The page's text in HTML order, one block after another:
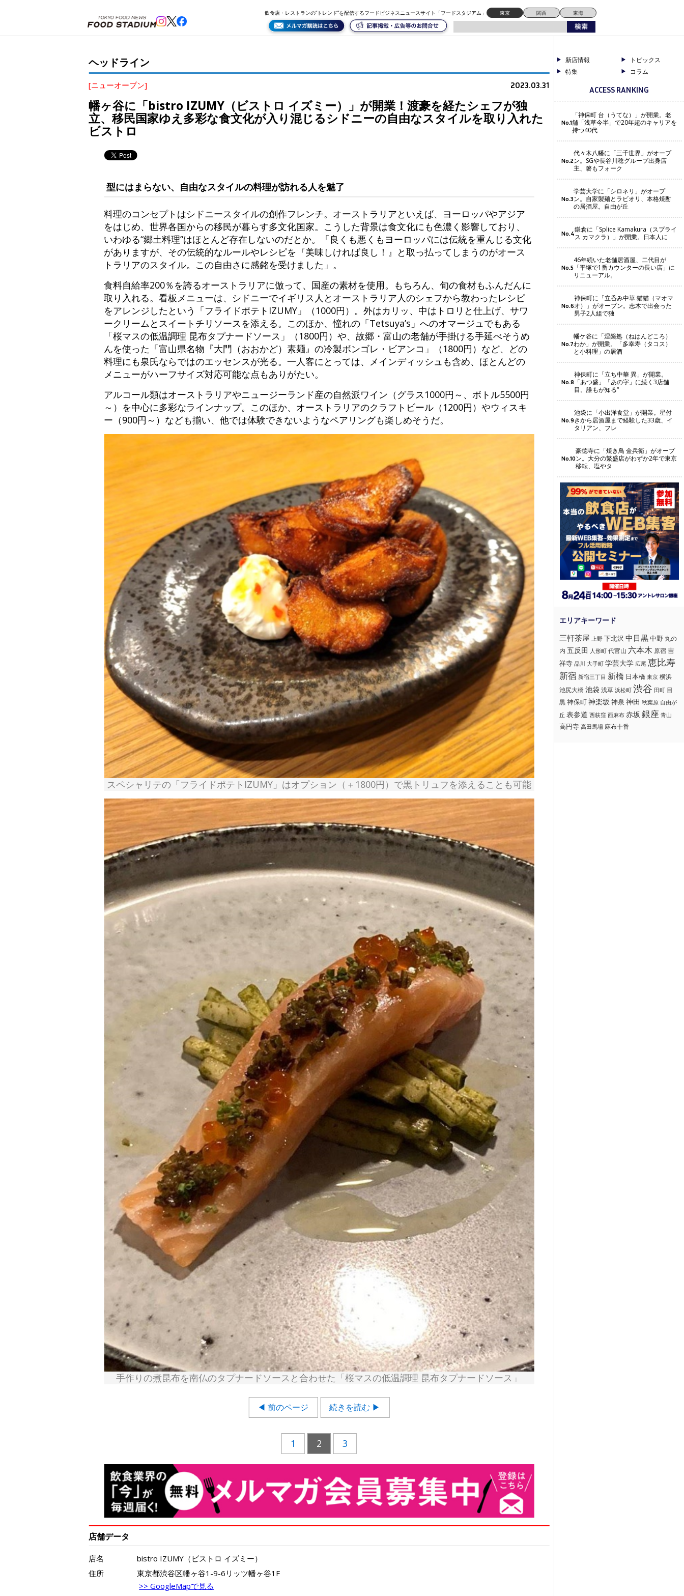
飲食店・レストランの“トレンド”を配信するフードビジネスニュースサイト「フードスタジアム」 東京 関西 東海
ヘッドライン
[ニューオープン] 2023.03.31
幡ヶ谷に「bistro IZUMY（ビストロ イズミー）」が開業！渡豪を経たシェフが独
立、移民国家ゆえ多彩な食文化が入り混じるシドニーの自由なスタイルを取り入れた
ビストロ
型にはまらない、自由なスタイルの料理が訪れる人を魅了
料理のコンセプトはシドニースタイルの創作フレンチ。オーストラリアといえば、ヨーロッパやアジア
をはじめ、世界各国からの移民が暮らす多文化国家。こうした背景は食文化にも色濃く影響しており、
いわゆる“郷土料理”はほとんど存在しないのだとか。「良くも悪くもヨーロッパには伝統を重んじる文化
がありますが、その伝統的なルールやレシピを『美味しければ良し！』と取っ払ってしまうのがオース
トラリアのスタイル。この自由さに感銘を受けました」。
食料自給率200％を誇るオーストラリアに倣って、国産の素材を使用。もちろん、旬の食材もふんだんに
取り入れる。看板メニューは、シドニーでイギリス人とオーストラリア人のシェフから教わったレシピ
をアレンジしたという「フライドポテトIZUMY」（1000円）。外はカリッ、中はトロリと仕上げ、サワ
ークリームとスイートチリソースを添える。このほか、憧れの「Tetsuya’s」へのオマージュでもある
「桜マスの低温調理 昆布タプナードソース」（1800円）や、故郷・富山の老舗が手掛ける手延べそうめ
んを使った「富山県名物『大門（おおかど）素麺』の冷製ボンゴレ・ビアンコ」（1800円）など、どの
料理にも泉氏ならではのエッセンスが光る。一人客にとっては、メインディッシュも含め、ほとんどの
メニューがハーフサイズ対応可能な点もありがたい。
アルコール類はオーストラリアやニュージーランド産の自然派ワイン（グラス1000円～、ボトル5500円
～）を中心に多彩なラインナップ。このほか、オーストラリアのクラフトビール（1200円）やウィスキ
ー（900円～）なども揃い、他では体験できないようなペアリングも楽しめそうだ。
スペシャリテの「フライドポテトIZUMY」はオプション（＋1800円）で黒トリュフを添えることも可能
手作りの煮昆布を南仏のタプナードソースと合わせた「桜マスの低温調理 昆布タプナードソース」
◀ 前のページ 続きを読む ▶
1 2 3
店舗データ
店名
bistro IZUMY（ビストロ イズミー）
住所
東京都渋谷区幡ヶ谷1-9-6リッツ幡ヶ谷1F
>> GoogleMapで見る
新店情報
トピックス
特集
コラム
ACCESS RANKING
No.1
「神保町 台（うてな）」が開業。老
舗「浅草今半」で20年超のキャリアを
持つ40代
No.2
代々木八幡に「三千世界」がオープ
ン。SGや長谷川稔グループ出身店
主、箸もフォーク
No.3
学芸大学に「シロネリ」がオープ
ン。自家製麺とラビオリ、本格焼酎
の居酒屋。自由が丘
No.4鎌倉に「Splice Kamakura（スプライ
ス カマクラ）」が開業。日本人に
No.5
46年続いた老舗居酒屋、二代目が
「平塚で1番カウンターの長い店」に
リニューアル。
No.6
神保町に「立呑み中華 猫猫（マオマ
オ）」がオープン。志木で出会った
男子2人組で独
No.7
幡ケ谷に「涅槃処（ねはんどころ）
わか」が開業。「多幸寿（タコス）
と小料理」の居酒
No.8
神保町に「立ち中華 異」が開業。
「あつ盛」「あの字」に続く3店舗
目。誰もが知る“
No.9
池袋に「小出洋食堂」が開業。星付
きから居酒屋まで経験した33歳、イ
タリアン、フレ
No.10
豪徳寺に「焼き鳥 金兵衛」がオープ
ン。大分の繁盛店がわずか2年で東京
移転、塩やタ
三軒茶屋 上野 下北沢 中目黒中野 丸の
内 五反田 人形町 代官山 六本木 原宿 吉
祥寺 品川 大手町 学芸大学 広尾 恵比寿
新宿 新宿三丁目 新橋 日本橋 東京 横浜
池尻大橋 池袋浅草 浜松町 渋谷 田町 目
黒神保町神楽坂 神泉 神田 秋葉原 自由が
丘 表参道 西荻窪 西麻布 赤坂 銀座 青山
高円寺 高田馬場 麻布十番